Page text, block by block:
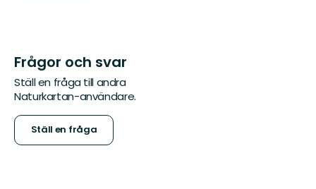
Frågor och svar
Ställ en fråga till andra
Naturkartan-användare.
Ställ en fråga